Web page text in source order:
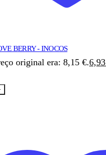
BERRY - INOCOS
original era: 8,15 €.6,93